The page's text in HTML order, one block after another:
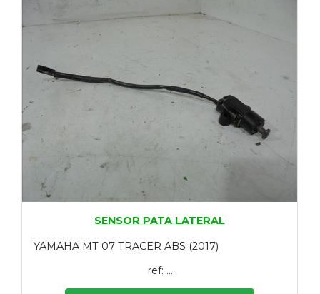
SENSOR PATA LATERAL
YAMAHA MT 07 TRACER ABS (2017)
ref: ...